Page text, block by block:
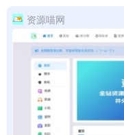
资源喵网